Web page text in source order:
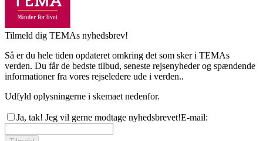
Tilmeld dig TEMAs nyhedsbrev!
Så er du hele tiden opdateret omkring det som sker i TEMAs
verden. Du får de bedste tilbud, seneste rejsenyheder og spændende
informationer fra vores rejseledere ude i verden..
Udfyld oplysningerne i skemaet nedenfor.
Ja, tak! Jeg vil gerne modtage nyhedsbrevet!E-mail: